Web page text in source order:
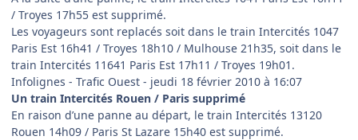
/ Troyes 17h55 est supprimé.
Les voyageurs sont replacés soit dans le train Intercités 1047
Paris Est 16h41 / Troyes 18h10 / Mulhouse 21h35, soit dans le
train Intercités 11641 Paris Est 17h11 / Troyes 19h01.
Infolignes - Trafic Ouest - jeudi 18 février 2010 à 16:07
Un train Intercités Rouen / Paris supprimé
En raison d’une panne au départ, le train Intercités 13120
Rouen 14h09 / Paris St Lazare 15h40 est supprimé.